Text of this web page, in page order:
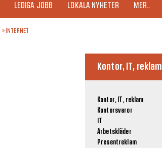
LEDIGA JOBB LOKALA NYHETER MER..
» INTERNET
Kontor, IT, reklam
Kontor, IT, reklam
Kontorsvaror
Arbetskläder
Presentreklam